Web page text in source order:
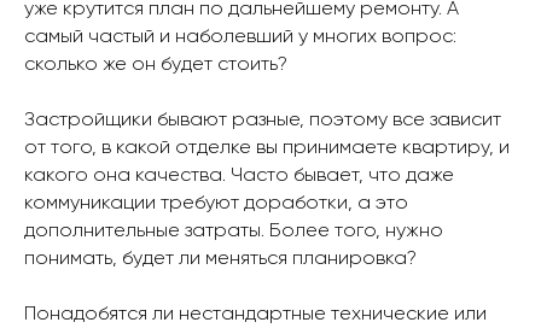
уже крутится план по дальнейшему ремонту. А
самый частый и наболевший у многих вопрос:
сколько же он будет стоить?
Застройщики бывают разные, поэтому все зависит
от того, в какой отделке вы принимаете квартиру, и
какого она качества. Часто бывает, что даже
коммуникации требуют доработки, а это
дополнительные затраты. Более того, нужно
понимать, будет ли меняться планировка?
Понадобятся ли нестандартные технические или